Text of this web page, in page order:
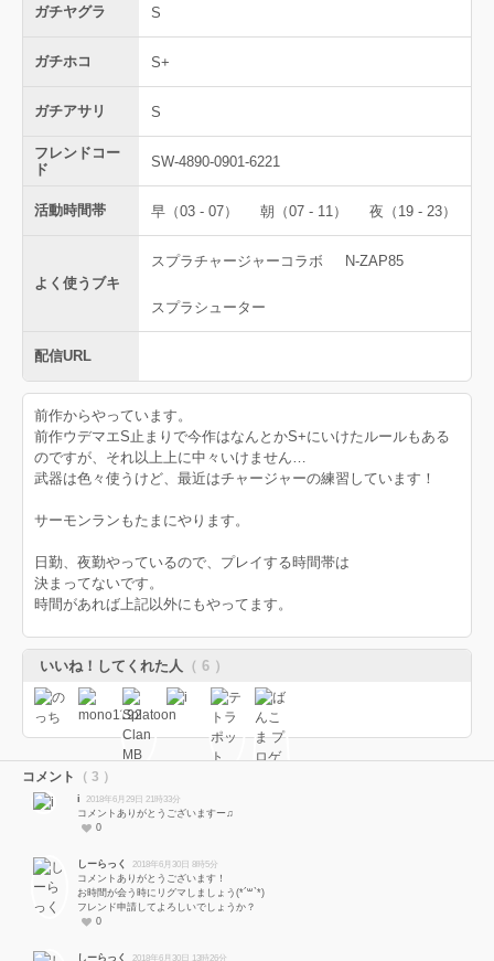
ガチヤグラ S
ガチホコ S+
ガチアサリ S
フレンドコー
ド
SW-4890-0901-6221
活動時間帯 早（03 - 07） 朝（07 - 11） 夜（19 - 23）
よく使うブキ
スプラチャージャーコラボ N-ZAP85
スプラシューター
配信URL
前作からやっています。
前作ウデマエS止まりで今作はなんとかS+にいけたルールもある
のですが、それ以上上に中々いけません…
武器は色々使うけど、最近はチャージャーの練習しています！
サーモンランもたまにやります。
日勤、夜勤やっているので、プレイする時間帯は
決まってないです。
時間があれば上記以外にもやってます。
いいね！してくれた人 （ 6 ）
コメント （ 3 ）
i 2018年6月29日 21時33分
コメントありがとうございますー♫
0
しーらっく 2018年6月30日 8時5分
コメントありがとうございます！
お時間が会う時にリグマしましょう(*´꒳`*)
フレンド申請してよろしいでしょうか？
0
しーらっく 2018年6月30日 13時26分